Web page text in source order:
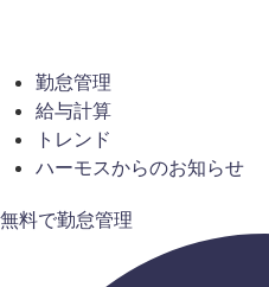
勤怠管理
給与計算
トレンド
ハーモスからのお知らせ
無料で勤怠管理